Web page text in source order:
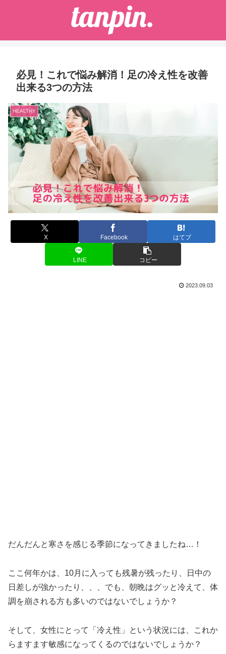
必見！これで悩み解消！足の冷え性を改善
出来る3つの方法
HEALTHY
X Facebook はてブ
LINE コピー
2023.09.03
だんだんと寒さを感じる季節になってきましたね…！
ここ何年かは、10月に入っても残暑が残ったり、日中の
日差しが強かったり、、、でも、朝晩はグッと冷えて、体
調を崩される方も多いのではないでしょうか？
そして、女性にとって「冷え性」という状況には、これか
らますます敏感になってくるのではないでしょうか？